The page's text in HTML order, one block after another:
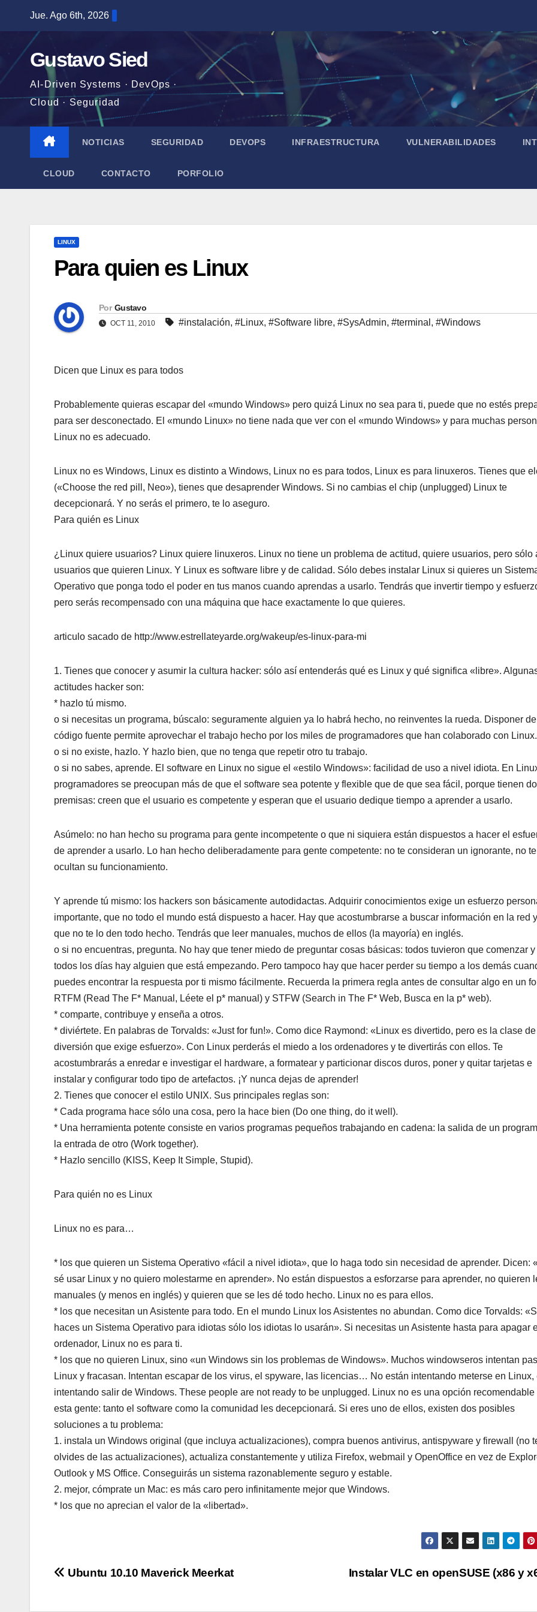
contenido
Jue. Ago 6th, 2026
Gustavo Sied
AI-Driven Systems · DevOps ·
Cloud · Seguridad
NOTICIAS SEGURIDAD DEVOPS INFRAESTRUCTURA VULNERABILIDADES
CLOUD CONTACTO PORFOLIO
LINUX
Para quien es Linux
Por Gustavo
OCT 11, 2010 #instalación, #Linux, #Software libre, #SysAdmin, #terminal , #Windows
Dicen que Linux es para todos
Probablemente quieras escapar del «mundo Windows» pero quizá Linux no sea para ti, puede que no estés
para ser desconectado. El «mundo Linux» no tiene nada que ver con el «mundo Windows» y para muchas
Linux no es adecuado.
Linux no es Windows, Linux es distinto a Windows, Linux no es para todos, Linux es para linuxeros. Tienes que
(«Choose the red pill, Neo»), tienes que desaprender Windows. Si no cambias el chip (unplugged) Linux te
decepcionará. Y no serás el primero, te lo aseguro.
Para quién es Linux
¿Linux quiere usuarios? Linux quiere linuxeros. Linux no tiene un problema de actitud, quiere usuarios, pero sólo
usuarios que quieren Linux. Y Linux es software libre y de calidad. Sólo debes instalar Linux si quieres un
Operativo que ponga todo el poder en tus manos cuando aprendas a usarlo. Tendrás que invertir tiempo y
pero serás recompensado con una máquina que hace exactamente lo que quieres.
articulo sacado de http://www.estrellateyarde.org/wakeup/es-linux-para-mi
1. Tienes que conocer y asumir la cultura hacker: sólo así entenderás qué es Linux y qué significa «libre».
actitudes hacker son:
* hazlo tú mismo.
o si necesitas un programa, búscalo: seguramente alguien ya lo habrá hecho, no reinventes la rueda. Disponer
código fuente permite aprovechar el trabajo hecho por los miles de programadores que han colaborado con Linux.
o si no existe, hazlo. Y hazlo bien, que no tenga que repetir otro tu trabajo.
o si no sabes, aprende. El software en Linux no sigue el «estilo Windows»: facilidad de uso a nivel idiota. En
programadores se preocupan más de que el software sea potente y flexible que de que sea fácil, porque tienen
premisas: creen que el usuario es competente y esperan que el usuario dedique tiempo a aprender a usarlo.
Asúmelo: no han hecho su programa para gente incompetente o que ni siquiera están dispuestos a hacer el
de aprender a usarlo. Lo han hecho deliberadamente para gente competente: no te consideran un ignorante, no te
ocultan su funcionamiento.
Y aprende tú mismo: los hackers son básicamente autodidactas. Adquirir conocimientos exige un esfuerzo
importante, que no todo el mundo está dispuesto a hacer. Hay que acostumbrarse a buscar información en la red
que no te lo den todo hecho. Tendrás que leer manuales, muchos de ellos (la mayoría) en inglés.
o si no encuentras, pregunta. No hay que tener miedo de preguntar cosas básicas: todos tuvieron que comenzar y
todos los días hay alguien que está empezando. Pero tampoco hay que hacer perder su tiempo a los demás
puedes encontrar la respuesta por ti mismo fácilmente. Recuerda la primera regla antes de consultar algo en un
RTFM (Read The F* Manual, Léete el p* manual) y STFW (Search in The F* Web, Busca en la p* web).
* comparte, contribuye y enseña a otros.
* diviértete. En palabras de Torvalds: «Just for fun!». Como dice Raymond: «Linux es divertido, pero es la clase de
diversión que exige esfuerzo». Con Linux perderás el miedo a los ordenadores y te divertirás con ellos. Te
acostumbrarás a enredar e investigar el hardware, a formatear y particionar discos duros, poner y quitar tarjetas e
instalar y configurar todo tipo de artefactos. ¡Y nunca dejas de aprender!
2. Tienes que conocer el estilo UNIX. Sus principales reglas son:
* Cada programa hace sólo una cosa, pero la hace bien (Do one thing, do it well).
* Una herramienta potente consiste en varios programas pequeños trabajando en cadena: la salida de un
la entrada de otro (Work together).
* Hazlo sencillo (KISS, Keep It Simple, Stupid).
Para quién no es Linux
Linux no es para…
* los que quieren un Sistema Operativo «fácil a nivel idiota», que lo haga todo sin necesidad de aprender. Dicen:
sé usar Linux y no quiero molestarme en aprender». No están dispuestos a esforzarse para aprender, no quieren
manuales (y menos en inglés) y quieren que se les dé todo hecho. Linux no es para ellos.
* los que necesitan un Asistente para todo. En el mundo Linux los Asistentes no abundan. Como dice Torvalds:
haces un Sistema Operativo para idiotas sólo los idiotas lo usarán». Si necesitas un Asistente hasta para apagar
ordenador, Linux no es para ti.
* los que no quieren Linux, sino «un Windows sin los problemas de Windows». Muchos windowseros intentan
Linux y fracasan. Intentan escapar de los virus, el spyware, las licencias… No están intentando meterse en Linux,
intentando salir de Windows. These people are not ready to be unplugged. Linux no es una opción recomendable
esta gente: tanto el software como la comunidad les decepcionará. Si eres uno de ellos, existen dos posibles
soluciones a tu problema:
1. instala un Windows original (que incluya actualizaciones), compra buenos antivirus, antispyware y firewall (no
olvides de las actualizaciones), actualiza constantemente y utiliza Firefox, webmail y OpenOffice en vez de
Outlook y MS Office. Conseguirás un sistema razonablemente seguro y estable.
2. mejor, cómprate un Mac: es más caro pero infinitamente mejor que Windows.
* los que no aprecian el valor de la «libertad».
Navegación
Instalar VLC en openSUSE (x86 y
Ubuntu 10.10 Maverick Meerkat